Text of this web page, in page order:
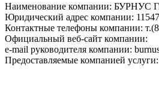
Наименование компании:
Юридический адрес компании:
Контактные телефоны компании:
Официальный веб-сайт компании:
e-mail руководителя компании:
Предоставляемые компанией